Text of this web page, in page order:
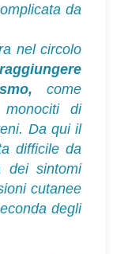
da
nel circolo
come
di
Da qui il
difficile da
dei sintomi
cutanee
degli